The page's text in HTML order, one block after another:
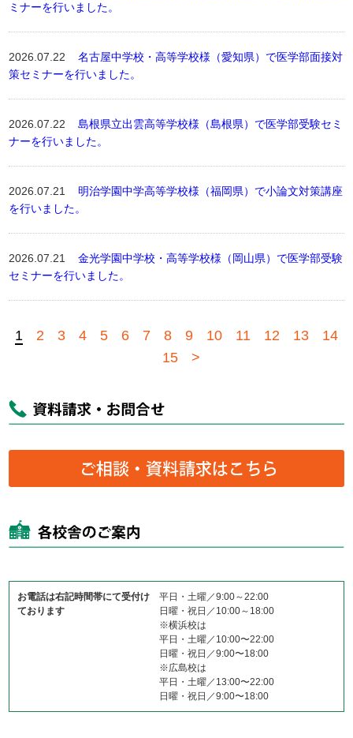
ミナーを行いました。
2026.07.22名古屋中学校・高等学校様（愛知県）で医学部面接対
策セミナーを行いました。
2026.07.22島根県立出雲高等学校様（島根県）で医学部受験セミ
ナーを行いました。
2026.07.21 明治学園中学高等学校様（福岡県）で小論文対策講座
を行いました。
2026.07.21金光学園中学校・高等学校様（岡山県）で医学部受験
セミナーを行いました。
1 2 3 4 5 6 7 8 9 10 11 12 13
14
15
>
お電話は右記時間帯にて受付け
ております
平日・土曜／9:00～22:00
日曜・祝日／10:00～18:00
※横浜校は
平日・土曜／10:00〜22:00
日曜・祝日／9:00〜18:00
※広島校は
平日・土曜／13:00〜22:00
日曜・祝日／9:00〜18:00